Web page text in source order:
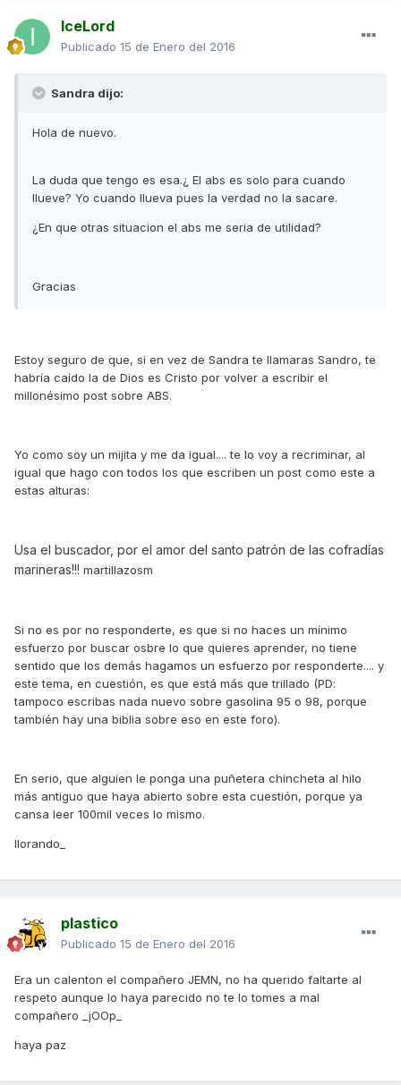
IceLord
Publicado 15 de Enero del 2016
Sandra dijo:
Hola de nuevo.
La duda que tengo es esa.¿ El abs es solo para cuando
llueve? Yo cuando llueva pues la verdad no la sacare.
¿En que otras situacion el abs me seria de utilidad?
Gracias
Estoy seguro de que, si en vez de Sandra te llamaras Sandro, te
habría caído la de Dios es Cristo por volver a escribir el
millonésimo post sobre ABS.
Yo como soy un mijita y me da igual.... te lo voy a recriminar, al
igual que hago con todos los que escriben un post como este a
estas alturas:
Usa el buscador, por el amor del santo patrón de las cofradías
marineras!!! martillazosm
Si no es por no responderte, es que si no haces un mínimo
esfuerzo por buscar osbre lo que quieres aprender, no tiene
sentido que los demás hagamos un esfuerzo por responderte.... y
este tema, en cuestión, es que está más que trillado (PD:
tampoco escribas nada nuevo sobre gasolina 95 o 98, porque
también hay una biblia sobre eso en este foro).
En serio, que alguien le ponga una puñetera chincheta al hilo
más antiguo que haya abierto sobre esta cuestión, porque ya
cansa leer 100mil veces lo mismo.
llorando_
plastico
Publicado 15 de Enero del 2016
Era un calenton el compañero JEMN, no ha querido faltarte al
respeto aunque lo haya parecido no te lo tomes a mal
compañero _jOOp_
haya paz